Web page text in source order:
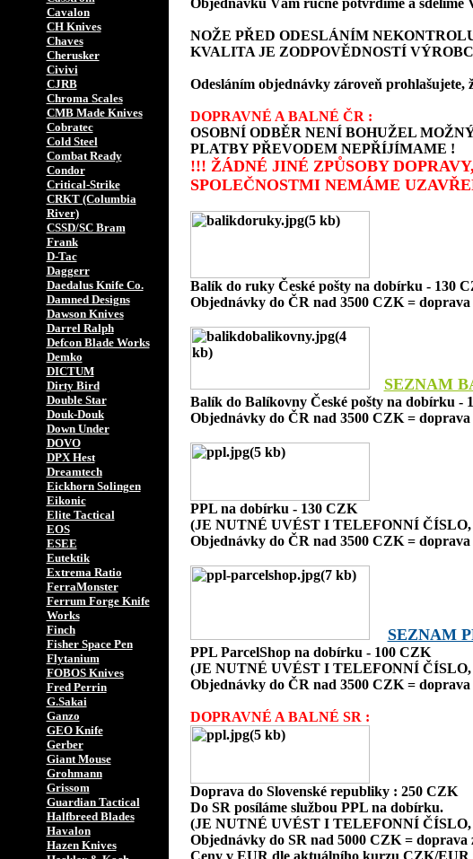
Cavalon
CH Knives
Chaves
Cherusker
Civivi
CJRB
Chroma Scales
CMB Made Knives
Cobratec
Cold Steel
Combat Ready
Condor
Critical-Strike
CRKT (Columbia
River)
CSSD/SC Bram
Frank
D-Tac
Daggerr
Daedalus Knife Co.
Damned Designs
Dawson Knives
Darrel Ralph
Defcon Blade Works
Demko
DICTUM
Dirty Bird
Double Star
Douk-Douk
Down Under
DOVO
DPX Hest
Dreamtech
Eickhorn Solingen
Eikonic
Elite Tactical
EOS
ESEE
Eutektik
Extrema Ratio
FerraMonster
Ferrum Forge Knife
Works
Finch
Fisher Space Pen
Flytanium
FOBOS Knives
Fred Perrin
G.Sakai
Ganzo
GEO Knife
Gerber
Giant Mouse
Grohmann
Grissom
Guardian Tactical
Halfbreed Blades
Havalon
Hazen Knives
Objednávku Vám ručně potvrdíme a sdělíme
NOŽE PŘED ODESLÁNÍM
KVALITA JE ZODPOVĚDNOSTÍ
Odesláním objednávky zároveň prohlašujete,
DOPRAVNÉ A BALNÉ ČR :
OSOBNÍ ODBĚR NENÍ BOHUŽEL
PLATBY PŘEVODEM NEPŘÍJÍMAME !
!!! ŽÁDNÉ JINÉ ZPŮSOBY
SPOLEČNOSTMI NEMÁME
Balík do ruky České pošty na dobírku - 130
Objednávky do ČR nad 3500 CZK = doprava
SEZNAM
Balík do Balíkovny České pošty na dobírku -
Objednávky do ČR nad 3500 CZK = doprava
PPL na dobírku - 130 CZK
(JE NUTNÉ UVÉST I TELEFONNÍ
Objednávky do ČR nad 3500 CZK = doprava
SEZNAM
PPL ParcelShop na dobírku - 100 CZK
(JE NUTNÉ UVÉST I TELEFONNÍ
Objednávky do ČR nad 3500 CZK = doprava
DOPRAVNÉ A BALNÉ SR :
Doprava do Slovenské republiky : 250 CZK
Do SR posíláme službou PPL na dobírku.
(JE NUTNÉ UVÉST I TELEFONNÍ
Objednávky do SR nad 5000 CZK = doprava
Ceny v EUR dle aktuálního kurzu CZK/EUR